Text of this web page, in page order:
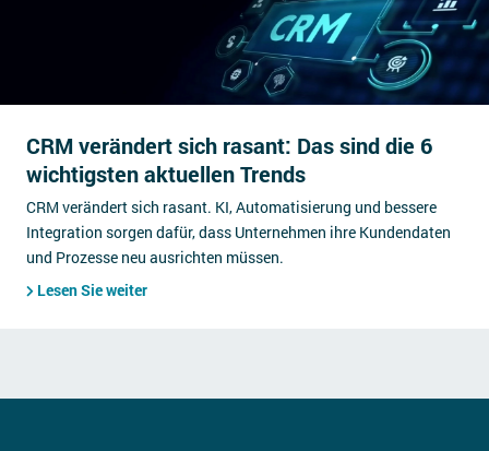
CRM verändert sich rasant: Das sind die 6
wichtigsten aktuellen Trends
CRM verändert sich rasant. KI, Automatisierung und bessere
Integration sorgen dafür, dass Unternehmen ihre Kundendaten
und Prozesse neu ausrichten müssen.
Lesen Sie weiter